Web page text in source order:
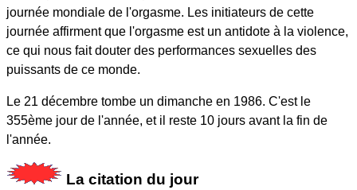
journée mondiale de l'orgasme. Les initiateurs de cette
journée affirment que l'orgasme est un antidote à la violence,
ce qui nous fait douter des performances sexuelles des
puissants de ce monde.
Le 21 décembre tombe un dimanche en 1986. C'est le
355ème jour de l'année, et il reste 10 jours avant la fin de
l'année.
La citation du jour